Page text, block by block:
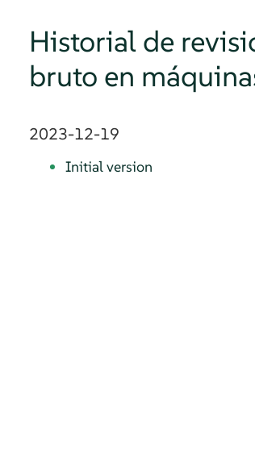
Historial de
bruto en
2023-12-19
Initial version